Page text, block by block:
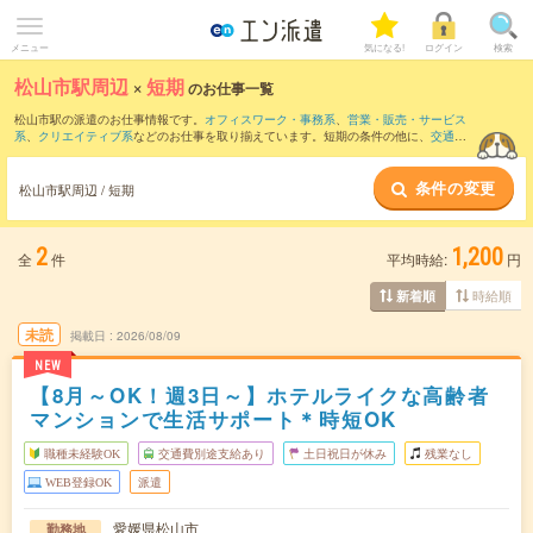
メニュー 気になる! ログイン 検索
松山市駅周辺 ×短期のお仕事一覧
松山市駅の派遣のお仕事情報です。 オフィスワーク・事務系、 営業・販売・サービス
系、 クリエイティブ系などのお仕事を取り揃えています。短期の条件の他に、 交通費
松山市駅周辺 / 短期 条件の変更
全 2件 平均時給: 1,200 円
新着順 時給順
未読
NEW
掲載日 2026/08/09
【8月～OK！週3日～】ホテルライクな高齢者
マンションで生活サポート＊時短OK
職種未経験OK 交通費別途支給あり 土日祝日が休み 残業なし
WEB登録OK 派遣
勤務地 愛媛県松山市